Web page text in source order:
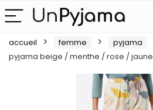
accueil femme pyjama
pyjama beige / menthe / rose / jaune